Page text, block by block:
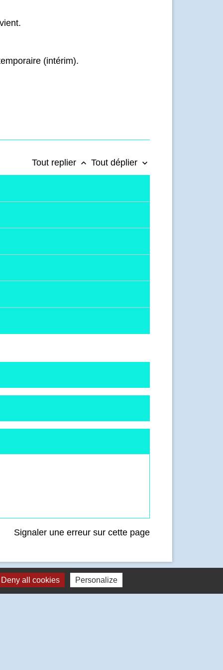
(intérim).
Tout replier keyboard_arrow_up Tout déplier keyboard_arrow_down
Signaler une erreur sur cette page
Deny all cookies Personalize